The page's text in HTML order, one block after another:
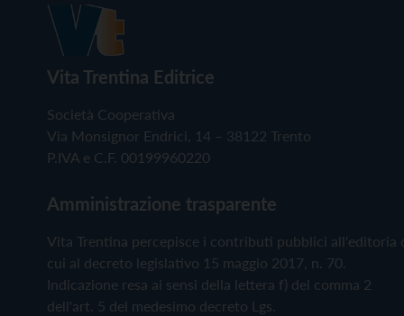
Vita Trentina Editrice
Società Cooperativa
Via Monsignor Endrici, 14 – 38122 Trento
P.IVA e C.F. 00199960220
Amministrazione trasparente
Vita Trentina percepisce i contributi pubblici all'editoria
cui al decreto legislativo 15 maggio 2017, n. 70.
Indicazione resa ai sensi della lettera f) del comma 2
dell'art. 5 del medesimo decreto Lgs.